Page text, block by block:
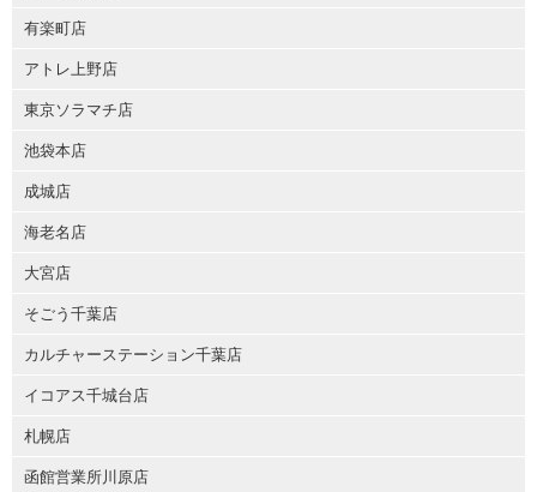
有楽町店
アトレ上野店
東京ソラマチ店
池袋本店
成城店
海老名店
大宮店
そごう千葉店
カルチャーステーション千葉店
イコアス千城台店
札幌店
函館営業所川原店